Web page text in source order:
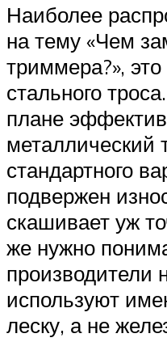
Наиболее
на тему «Чем
триммера?»,
стального
плане
металлический
стандартного
подвержен
скашивает уж
же нужно
производители
используют
леску, а не